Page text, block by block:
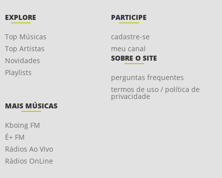
EXPLORE
Top Músicas
Top Artistas
Novidades
Playlists
PARTICIPE
cadastre-se
meu canal
SOBRE O SITE
perguntas frequentes
termos de uso / política de
privacidade
MAIS MÚSICAS
Kboing FM
É+ FM
Rádios Ao Vivo
Rádios OnLine